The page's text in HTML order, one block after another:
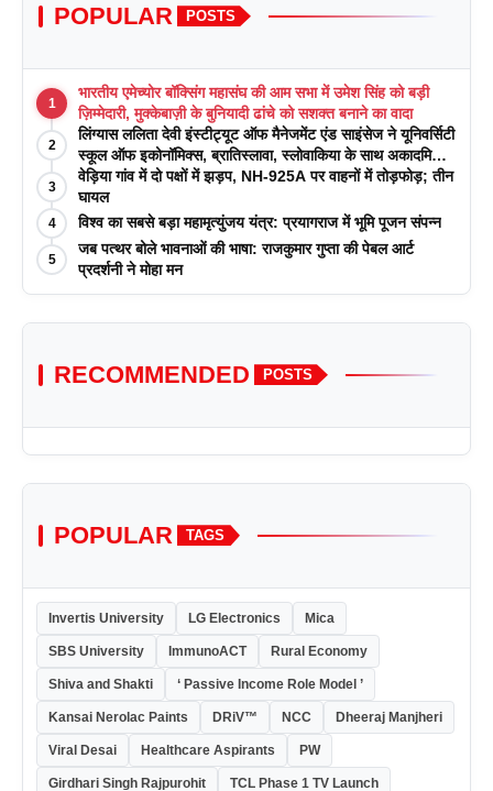
POPULAR POSTS
1
भारतीय एमेच्योर बॉक्सिंग महासंघ की आम सभा में उमेश सिंह को बड़ी
ज़िम्मेदारी, मुक्केबाज़ी के बुनियादी ढांचे को सशक्त बनाने का वादा
2
लिंग्यास ललिता देवी इंस्टीट्यूट ऑफ मैनेजमेंट एंड साइंसेज ने यूनिवर्सिटी
स्कूल ऑफ इकोनॉमिक्स, ब्रातिस्लावा, स्लोवाकिया के साथ अकादमिक
पत्रिकाओं में प्रकाशन रणनीतियों पर एक दिवसीय कार्यशाला का
आयोजन किया
3
वेड़िया गांव में दो पक्षों में झड़प, NH-925A पर वाहनों में तोड़फोड़; तीन
घायल
4 विश्व का सबसे बड़ा महामृत्युंजय यंत्र: प्रयागराज में भूमि पूजन संपन्न
5
जब पत्थर बोले भावनाओं की भाषा: राजकुमार गुप्ता की पेबल आर्ट
प्रदर्शनी ने मोहा मन
RECOMMENDED POSTS
POPULAR TAGS
Invertis University LG Electronics Mica
SBS University ImmunoACT Rural Economy
Shiva and Shakti ‘ Passive Income Role Model ’
Kansai Nerolac Paints DRiV™ NCC Dheeraj Manjheri
Viral Desai Healthcare Aspirants PW
Girdhari Singh Rajpurohit TCL Phase 1 TV Launch